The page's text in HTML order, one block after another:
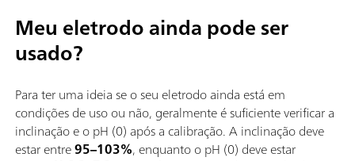
Meu eletrodo ainda pode ser
usado?
Para ter uma ideia se o seu eletrodo ainda está em
condições de uso ou não, geralmente é suficiente verificar a
inclinação e o pH (0) após a calibração. A inclinação deve
estar entre95–103%, enquanto o pH (0) deve estar